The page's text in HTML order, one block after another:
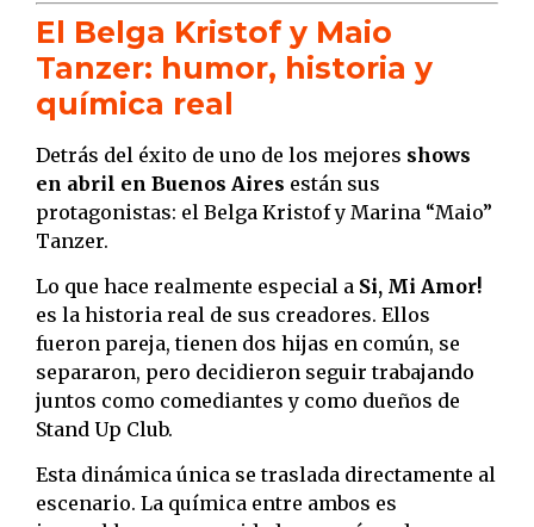
El Belga Kristof y Maio
Tanzer: humor, historia y
química real
Detrás del éxito de uno de los mejores shows
en abril en Buenos Aires están sus
protagonistas: el Belga Kristof y Marina “Maio”
Tanzer.
Lo que hace realmente especial a Si, Mi Amor!
es la historia real de sus creadores. Ellos
fueron pareja, tienen dos hijas en común, se
separaron, pero decidieron seguir trabajando
juntos como comediantes y como dueños de
Stand Up Club.
Esta dinámica única se traslada directamente al
escenario. La química entre ambos es